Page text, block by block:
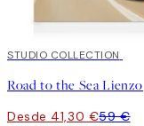
30%*
STUDIO COLLECTION
Road to the Sea Lienzo
Desde 41,30 €59 €